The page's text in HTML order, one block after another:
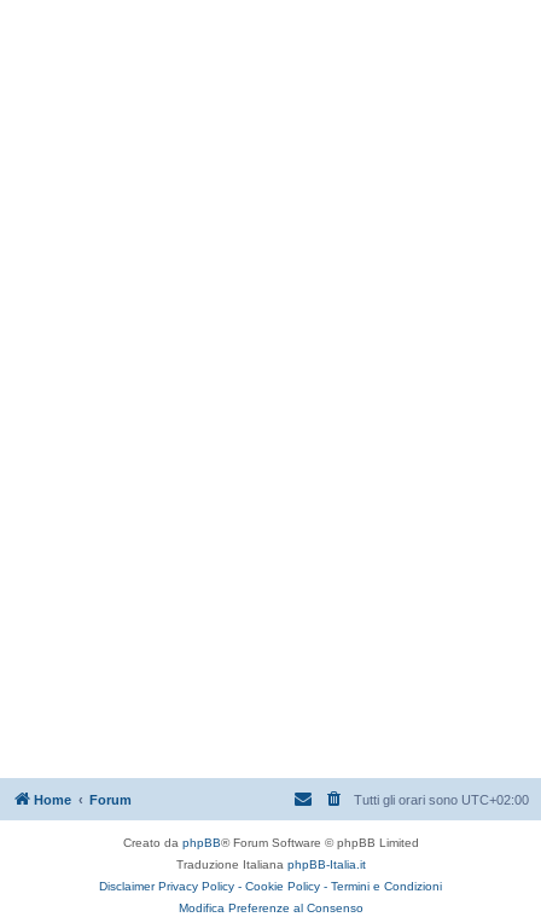
Home Forum Tutti gli orari sono UTC+02:00
Creato da phpBB® Forum Software © phpBB Limited
Traduzione Italiana phpBB-Italia.it
Disclaimer Privacy Policy - Cookie Policy - Termini e Condizioni
Modifica Preferenze al Consenso